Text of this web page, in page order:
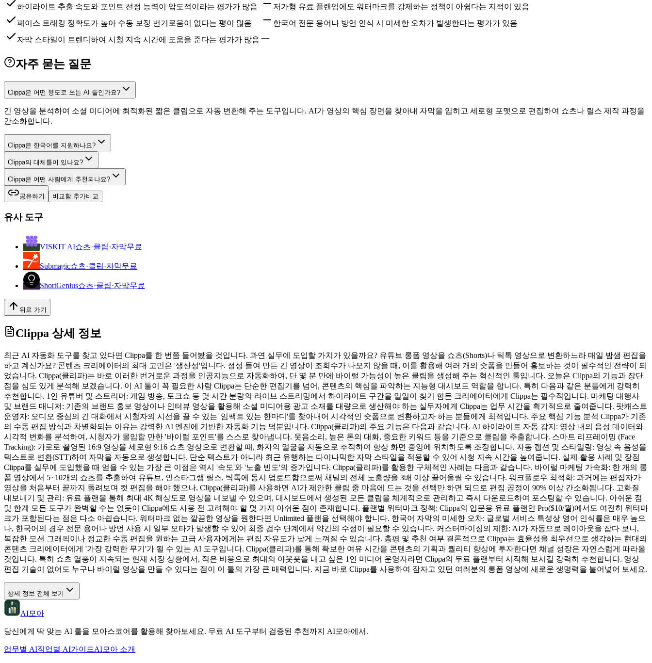
하이라이트 추출 속도와 포인트 선정 능력이 압도적이라는 평가가 많음
저가형 유료 플랜임에도 워터마크를 강제하는 정책이 아쉽다는 지적이 있음
페이스 트래킹 정확도가 높아 수동 보정 번거로움이 없다는 평이 많음
한국어 전문 용어나 방언 인식 시 미세한 오차가 발생한다는 평가가 있음
자막 스타일이 트렌디하여 시청 지속 시간에 도움을 준다는 평가가 많음 —
자주 묻는 질문
Clippa은 어떤 용도로 쓰는 AI 툴인가요?
긴 영상을 분석하여 소셜 미디어에 최적화된 짧은 클립으로 자동 변환해 주는 도구입니다. AI가 영상의 핵심 장면을 찾아내 자막을 입히고 세로형 포맷으로 편집하여 쇼츠나 릴스 제작 과정을
간소화합니다.
Clippa은 한국어를 지원하나요?
Clippa의 대체툴이 있나요?
Clippa은 어떤 사람에게 추천되나요?
공유하기 비교함 추가비교
유사 도구
VISKIT AI쇼츠·클립·자막무료
Submagic쇼츠·클립·자막무료
ShortGenius쇼츠·클립·자막무료
위로 가기
Clippa 상세 정보
최근 AI 자동화 도구를 찾고 있다면 Clippa를 한 번쯤 들어봤을 것입니다. 과연 실무에 도입할 가치가 있을까요? 유튜브 롱폼 영상을 쇼츠(Shorts)나 틱톡 영상으로 변환하느라 매일 밤샘 편집을
하고 계신가요? 콘텐츠 크리에이터의 최대 고민은 '생산성'입니다. 정성 들여 만든 긴 영상이 조회수가 나오지 않을 때, 이를 활용해 여러 개의 숏폼을 만들어 홍보하는 것이 필수적인 전략이 되
었습니다. Clippa(클리파)는 바로 이러한 번거로운 과정을 인공지능으로 자동화하여, 단 몇 분 만에 바이럴 가능성이 높은 클립을 생성해 주는 혁신적인 툴입니다. 오늘은 Clippa의 기능과 장단
점을 심도 있게 분석해 보겠습니다. 이 AI 툴이 꼭 필요한 사람 Clippa는 단순한 편집기를 넘어, 콘텐츠의 핵심을 파악하는 지능형 대시보드 역할을 합니다. 특히 다음과 같은 분들에게 강력히
추천합니다. 1인 유튜버 및 스트리머: 게임 방송, 토크쇼 등 몇 시간 분량의 라이브 스트리밍에서 하이라이트 구간을 일일이 찾기 힘든 크리에이터에게 Clippa는 필수적입니다. 마케팅 대행사
및 브랜드 매니저: 기존의 브랜드 홍보 영상이나 인터뷰 영상을 활용해 소셜 미디어용 광고 소재를 대량으로 생산해야 하는 실무자에게 Clippa는 업무 시간을 획기적으로 줄여줍니다. 팟캐스트
운영자: 오디오 중심의 긴 대화에서 시청자의 시선을 끌 수 있는 '임팩트 있는 한마디'를 찾아내어 시각적인 숏폼으로 변환하고자 하는 분들에게 최적입니다. 주요 핵심 기능 분석 Clippa가 기존
의 수동 편집 방식과 차별화되는 이유는 강력한 AI 엔진에 기반한 자동화 기능 덕분입니다. Clippa(클리파)의 주요 기능은 다음과 같습니다. AI 하이라이트 자동 감지: 영상 내의 음성 데이터와
시각적 변화를 분석하여, 시청자가 몰입할 만한 '바이럴 포인트'를 스스로 찾아냅니다. 웃음소리, 높은 톤의 대화, 중요한 키워드 등을 기준으로 클립을 추출합니다. 스마트 리프레이밍 (Face
Tracking): 가로로 촬영된 16:9 영상을 세로형 9:16 쇼츠 영상으로 변환할 때, 화자의 얼굴을 자동으로 추적하여 항상 화면 중앙에 위치하도록 조정합니다. 자동 캡션 및 스타일링: 영상 속 음성을
텍스트로 변환(STT)하여 자막을 자동으로 생성합니다. 단순 텍스트가 아니라 최근 유행하는 다이나믹한 자막 스타일을 적용할 수 있어 시청 지속 시간을 높여줍니다. 실제 활용 사례 및 장점
Clippa를 실무에 도입했을 때 얻을 수 있는 가장 큰 이점은 역시 '속도'와 '노출 빈도'의 증가입니다. Clippa(클리파)를 활용한 구체적인 사례는 다음과 같습니다. 바이럴 마케팅 가속화: 한 개의 롱
폼 영상에서 5~10개의 쇼츠를 추출하여 유튜브, 인스타그램 릴스, 틱톡에 동시 업로드함으로써 채널의 전체 노출량을 3배 이상 끌어올릴 수 있습니다. 워크플로우 최적화: 과거에는 편집자가
영상을 처음부터 끝까지 돌려보며 컷 편집을 해야 했으나, Clippa(클리파)를 사용하면 AI가 제안한 클립 중 마음에 드는 것을 선택만 하면 되므로 편집 공정이 90% 이상 간소화됩니다. 고화질
내보내기 및 관리: 유료 플랜을 통해 최대 4K 해상도로 영상을 내보낼 수 있으며, 대시보드에서 생성된 모든 클립을 체계적으로 관리하고 즉시 다운로드하여 포스팅할 수 있습니다. 아쉬운 점
및 한계 모든 도구가 완벽할 수는 없듯이 Clippa에도 사용 전 고려해야 할 몇 가지 아쉬운 점이 존재합니다. 플랜별 워터마크 정책: Clippa의 입문용 유료 플랜인 Pro($10/월)에서도 여전히 워터마
크가 포함된다는 점은 다소 아쉽습니다. 워터마크 없는 깔끔한 영상을 원한다면 Unlimited 플랜을 선택해야 합니다. 한국어 자막의 미세한 오차: 글로벌 서비스 특성상 영어 인식률은 매우 높으
나, 한국어의 경우 전문 용어나 방언 사용 시 일부 오타가 발생할 수 있어 최종 검수 단계에서 약간의 수정이 필요할 수 있습니다. 커스터마이징의 제한: AI가 자동으로 레이아웃을 잡다 보니,
복잡한 모션 그래픽이나 정교한 수동 편집을 원하는 고급 사용자에게는 편집 자유도가 낮게 느껴질 수 있습니다. 총평 및 추천 여부 결론적으로 Clippa는 효율성을 최우선으로 생각하는 현대의
콘텐츠 크리에이터에게 '가장 강력한 무기'가 될 수 있는 AI 도구입니다. Clippa(클리파)를 통해 확보한 여유 시간을 콘텐츠의 기획과 퀄리티 향상에 투자한다면 채널 성장은 자연스럽게 따라올
것입니다. 특히 쇼츠 열풍이 지속되는 현재 시장 상황에서, 적은 비용으로 최대의 아웃풋을 내고 싶은 1인 미디어 운영자라면 Clippa의 무료 플랜부터 시작해 보시길 강력히 추천합니다. 영상
편집 기술이 없어도 누구나 바이럴 영상을 만들 수 있다는 점이 이 툴의 가장 큰 매력입니다. 지금 바로 Clippa를 사용하여 잠자고 있던 여러분의 롱폼 영상에 새로운 생명력을 불어넣어 보세요.
상세 정보 전체 보기
AI모아
당신에게 딱 맞는 AI 툴을 모아스코어를 활용해 찾아보세요. 무료 AI 도구부터 검증된 추천까지 AI모아에서.
업무별 AI직업별 AI가이드AI모아 소개